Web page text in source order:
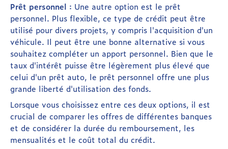
Prêt personnel : Une autre option est le prêt
personnel. Plus flexible, ce type de crédit peut être
utilisé pour divers projets, y compris l'acquisition d'un
véhicule. Il peut être une bonne alternative si vous
souhaitez compléter un apport personnel. Bien que le
taux d'intérêt puisse être légèrement plus élevé que
celui d'un prêt auto, le prêt personnel offre une plus
grande liberté d'utilisation des fonds.
Lorsque vous choisissez entre ces deux options, il est
crucial de comparer les offres de différentes banques
et de considérer la durée du remboursement, les
mensualités et le coût total du crédit.